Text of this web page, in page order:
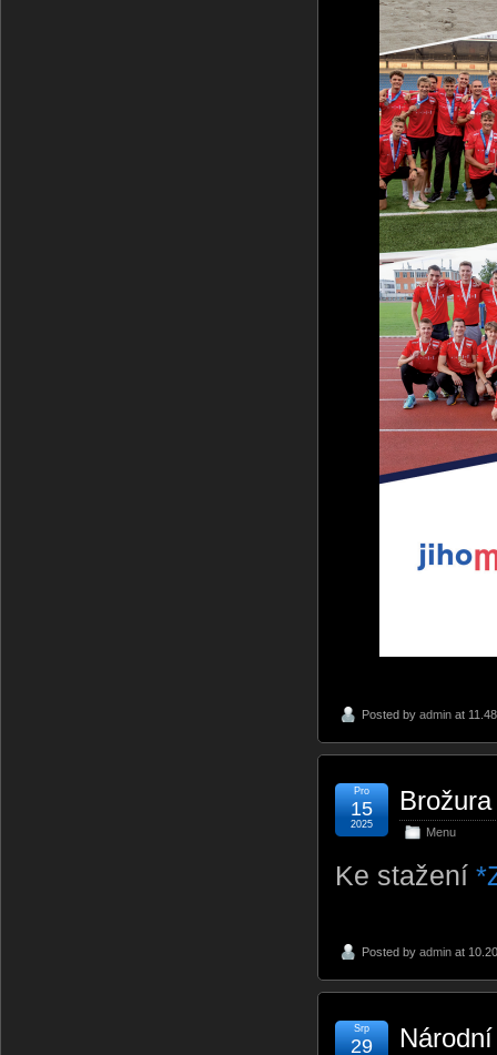
Posted by admin at 11.48
Menu
Pro
15
2025
Ke stažení
Posted by admin at 10.20
Srp
29